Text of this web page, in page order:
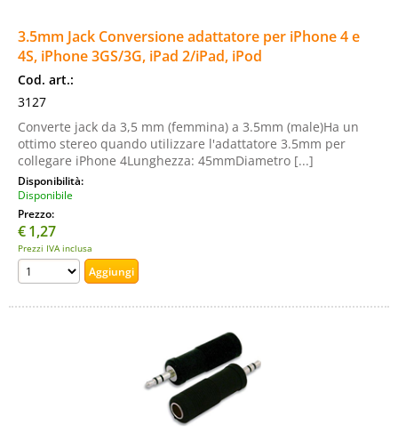
3.5mm Jack Conversione adattatore per iPhone 4 e
4S, iPhone 3GS/3G, iPad 2/iPad, iPod
Cod. art.:
3127
Converte jack da 3,5 mm (femmina) a 3.5mm (male)Ha un
ottimo stereo quando utilizzare l'adattatore 3.5mm per
collegare iPhone 4Lunghezza: 45mmDiametro [...]
Disponibilità:
Disponibile
Prezzo:
€1,27
Prezzi IVA inclusa